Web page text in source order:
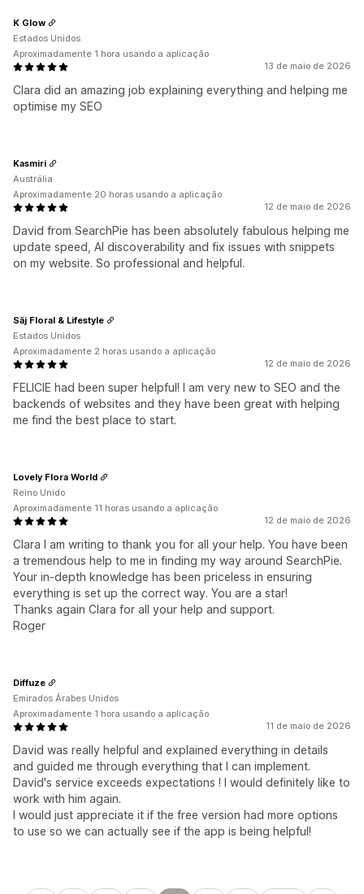
13 de maio de 2026
Clara did an amazing job explaining everything and helping me
optimise my SEO
K Glow
Estados Unidos
Aproximadamente 1 hora usando a aplicação
12 de maio de 2026
David from SearchPie has been absolutely fabulous helping me
update speed, AI discoverability and fix issues with snippets
on my website. So professional and helpful.
Kasmiri
Austrália
Aproximadamente 20 horas usando a aplicação
12 de maio de 2026
FELICIE had been super helpful! I am very new to SEO and the
backends of websites and they have been great with helping
me find the best place to start.
Sāj Floral & Lifestyle
Estados Unidos
Aproximadamente 2 horas usando a aplicação
12 de maio de 2026
Clara I am writing to thank you for all your help. You have been
a tremendous help to me in finding my way around SearchPie.
Your in-depth knowledge has been priceless in ensuring
everything is set up the correct way. You are a star!
Thanks again Clara for all your help and support.
Roger
Lovely Flora World
Reino Unido
Aproximadamente 11 horas usando a aplicação
11 de maio de 2026
David was really helpful and explained everything in details
and guided me through everything that I can implement.
David's service exceeds expectations ! I would definitely like to
work with him again.
I would just appreciate it if the free version had more options
to use so we can actually see if the app is being helpful!
Diffuze
Emirados Árabes Unidos
Aproximadamente 1 hora usando a aplicação